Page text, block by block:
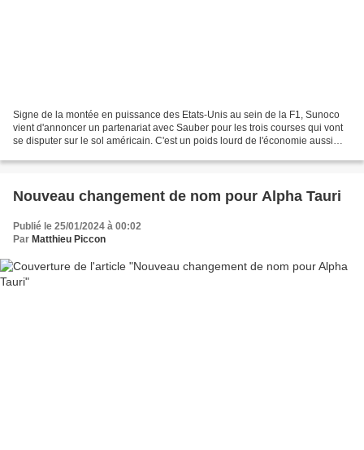
Signe de la montée en puissance des Etats-Unis au sein de la F1, Sunoco
vient d'annoncer un partenariat avec Sauber pour les trois courses qui vont
se disputer sur le sol américain. C'est un poids lourd de l'économie aussi
Nouveau changement de nom pour Alpha Tauri
Publié le 25/01/2024 à 00:02
Par Matthieu Piccon